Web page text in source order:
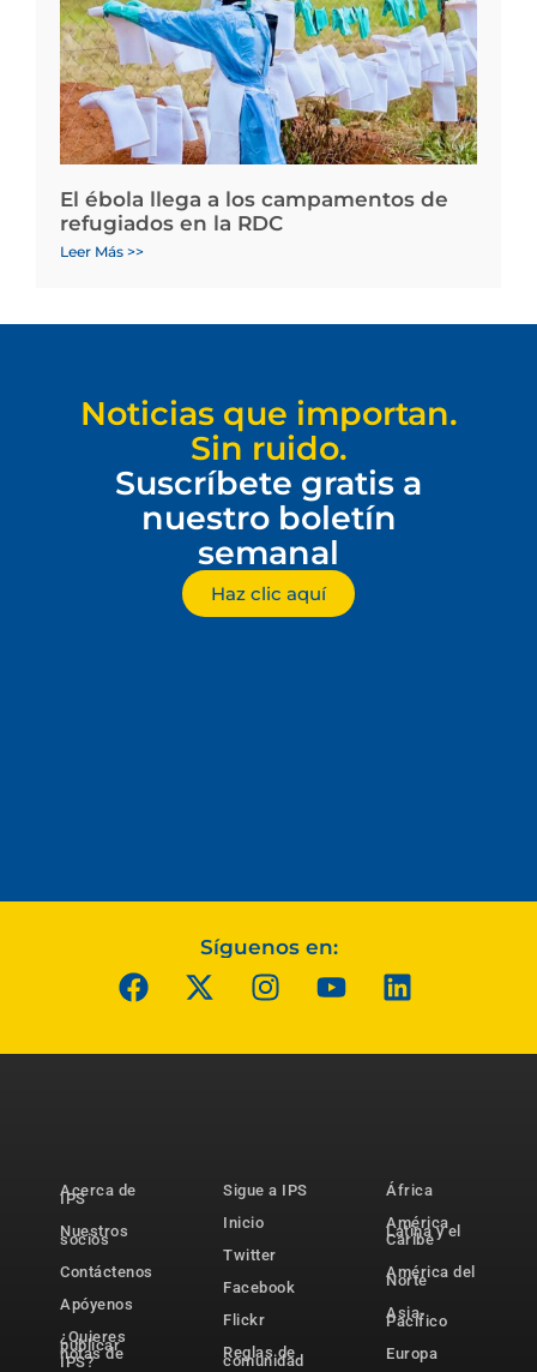
El ébola llega a los campamentos de
refugiados en la RDC
Leer Más >>
Noticias que importan.
Sin ruido.
Suscríbete gratis a
nuestro boletín
semanal
Haz clic aquí
Síguenos en:
Acerca de
IPS
Nuestros
socios
Contáctenos
Apóyenos
¿Quieres
publicar
notas de
IPS?
Sigue a IPS
Inicio
Twitter
Facebook
Flickr
Reglas de
comunidad
África
América
Latina y el
Caribe
América del
Norte
Asia-
Pacífico
Europa